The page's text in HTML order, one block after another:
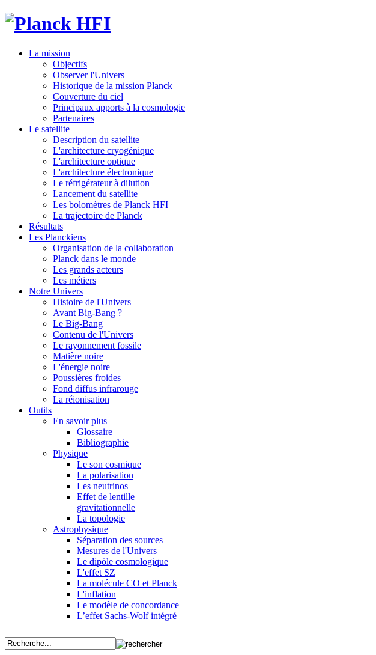
La mission
Objectifs
Observer l'Univers
Historique de la mission Planck
Couverture du ciel
Principaux apports à la cosmologie
Partenaires
Le satellite
Description du satellite
L'architecture cryogénique
L'architecture optique
L'architecture électronique
Le réfrigérateur à dilution
Lancement du satellite
Les bolomètres de Planck HFI
La trajectoire de Planck
Résultats
Les Planckiens
Organisation de la collaboration
Planck dans le monde
Les grands acteurs
Les métiers
Notre Univers
Histoire de l'Univers
Avant Big-Bang ?
Le Big-Bang
Contenu de l'Univers
Le rayonnement fossile
Matière noire
L'énergie noire
Poussières froides
Fond diffus infrarouge
La réionisation
Outils
En savoir plus
Glossaire
Bibliographie
Physique
Le son cosmique
La polarisation
Les neutrinos
Effet de lentille
gravitationnelle
La topologie
Astrophysique
Séparation des sources
Mesures de l'Univers
Le dipôle cosmologique
L'effet SZ
La molécule CO et Planck
L'inflation
Le modèle de concordance
L’effet Sachs-Wolf intégré